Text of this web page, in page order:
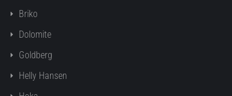
Briko
Dolomite
Goldberg
Helly Hansen